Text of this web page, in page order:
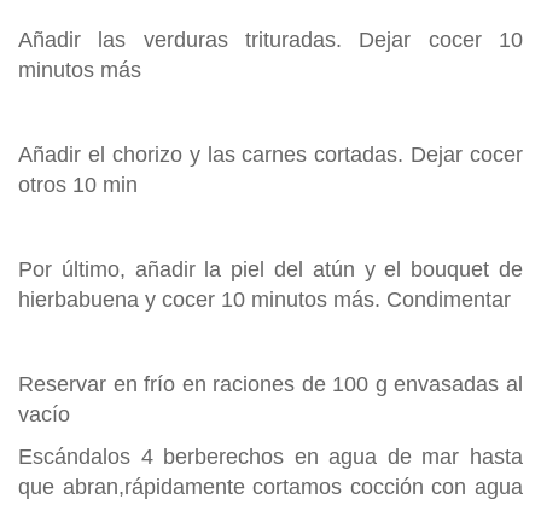
Añadir las verduras trituradas. Dejar cocer 10
minutos más
Añadir el chorizo y las carnes cortadas. Dejar cocer
otros 10 min
Por último, añadir la piel del atún y el bouquet de
hierbabuena y cocer 10 minutos más. Condimentar
Reservar en frío en raciones de 100 g envasadas al
vacío
Escándalos 4 berberechos en agua de mar hasta
que abran,rápidamente cortamos cocción con agua